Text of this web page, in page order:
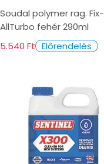
Soudal polymer rag. Fix-
AllTurbo fehér 290ml
5.540 Ft Előrendelés